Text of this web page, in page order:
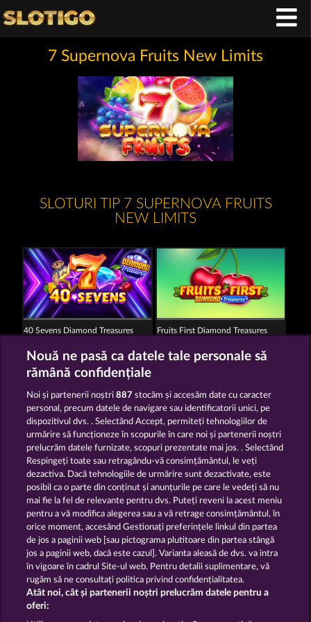
7 Supernova Fruits New Limits
SLOTURI TIP 7 SUPERNOVA FRUITS
NEW LIMITS
40 Sevens Diamond Treasures Fruits First Diamond Treasures
Mallorca Wilds 7 Supernova Fruits
Termeni și condiții
Declarație de confidențialitate
Asistență tehnică Firmă
Întrebări frecvente Program de afiliere
Nouă ne pasă ca datele tale personale să
rămână confidențiale
Noi și partenerii noștri887 stocăm și accesăm date cu caracter
personal, precum datele de navigare sau identificatorii unici, pe
dispozitivul dvs. . Selectând Accept, permiteți tehnologiilor de
urmărire să funcționeze în scopurile în care noi și partenerii noștri
prelucrăm datele furnizate, scopuri prezentate mai jos. . Selectând
Respingeți toate sau retragându-vă consimțământul, le veți
dezactiva. Dacă tehnologiile de urmărire sunt dezactivate, este
posibil ca o parte din conținut și anunțurile pe care le vedeți să nu
mai fie la fel de relevante pentru dvs. Puteți reveni la acest meniu
pentru a vă modifica alegerea sau a vă retrage consimțământul, în
orice moment, accesând Gestionați preferințele linkul din partea
de jos a paginii web [sau pictograma plutitoare din partea stângă
jos a paginii web, dacă este cazul]. Varianta aleasă de dvs. va intra
în vigoare în cadrul Site-ul web. Pentru detalii suplimentare, vă
rugăm să ne consultați politica privind confidențialitatea.
Atât noi, cât și partenerii noștri prelucrăm datele pentru a
oferi: